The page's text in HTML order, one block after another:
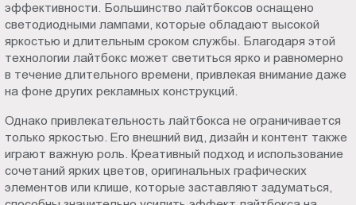
эффективности. Большинство лайтбоксов оснащено
светодиодными лампами, которые обладают высокой
яркостью и длительным сроком службы. Благодаря этой
технологии лайтбокс может светиться ярко и равномерно
в течение длительного времени, привлекая внимание даже
на фоне других рекламных конструкций.
Однако привлекательность лайтбокса не ограничивается
только яркостью. Его внешний вид, дизайн и контент также
играют важную роль. Креативный подход и использование
сочетаний ярких цветов, оригинальных графических
элементов или клише, которые заставляют задуматься,